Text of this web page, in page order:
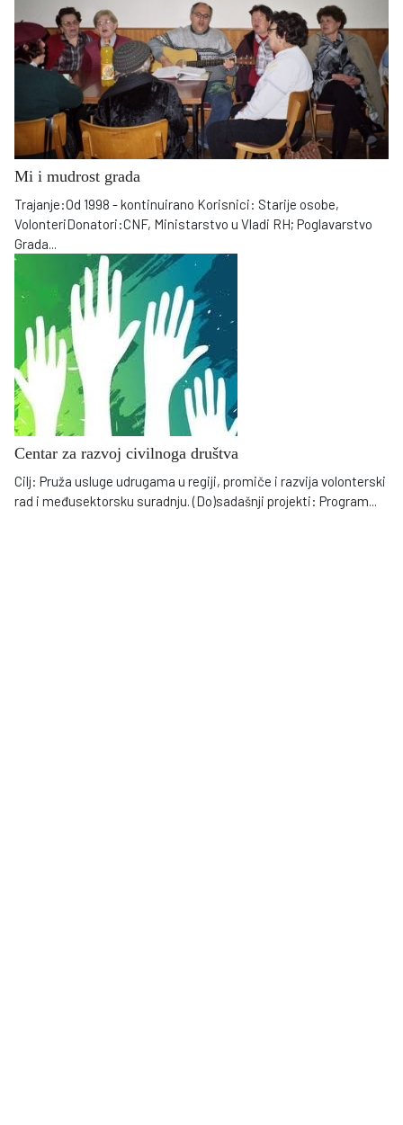
Mi i mudrost grada
Trajanje:Od 1998 - kontinuirano Korisnici: Starije osobe,
VolonteriDonatori:CNF, Ministarstvo u Vladi RH; Poglavarstvo
Grada...
Centar za razvoj civilnoga društva
Cilj: Pruža usluge udrugama u regiji, promiče i razvija volonterski
rad i međusektorsku suradnju. (Do)sadašnji projekti: Program...